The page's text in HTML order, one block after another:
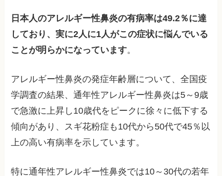
日本人のアレルギー性鼻炎の有病率は49.2％に達
しており、実に2人に1人がこの症状に悩んでいる
ことが明らかになっています。
アレルギー性鼻炎の発症年齢層について、全国疫
学調査の結果、通年性アレルギー性鼻炎は5～9歳
で急激に上昇し10歳代をピークに徐々に低下する
傾向があり、スギ花粉症も10代から50代で45％以
上の高い有病率を示しています。
特に通年性アレルギー性鼻炎では10～30代の若年